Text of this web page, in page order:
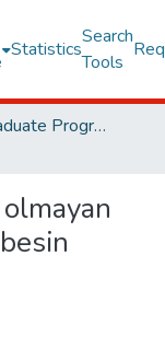
Statistics
Search
Tools
Institute of Graduate Programs Other Publications Collection